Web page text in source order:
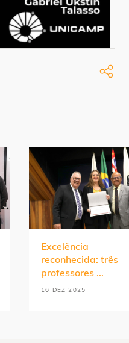
Excelência
reconhecida: três
professores ...
16 DEZ 2025